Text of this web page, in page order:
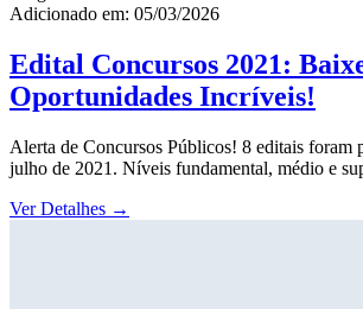
Adicionado em: 05/03/2026
Edital Concursos 2021:
Oportunidades Incríveis!
Alerta de Concursos Públicos! 8 editais foram
julho de 2021. Níveis fundamental, médio e
Ver Detalhes →